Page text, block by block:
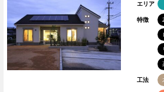
エリア
特徴
工法